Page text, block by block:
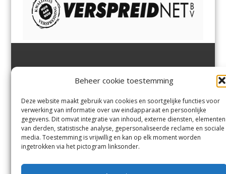
Beheer cookie toestemming
Deze website maakt gebruik van cookies en soortgelijke functies voor
verwerking van informatie over uw eindapparaat en persoonlijke
gegevens. Dit omvat integratie van inhoud, externe diensten, elementen
van derden, statistische analyse, gepersonaliseerde reclame en sociale
media. Toestemming is vrijwillig en kan op elk moment worden
ingetrokken via het pictogram linksonder.
Margadantstraat 34
0255-533900
info@jutter.nlofinfo@hofgee
st.nl
Velserbroek,Velsen-Zuid,
Zuid,Driehuisen
Spaarnwoude.
Contact
Andere uitgaven